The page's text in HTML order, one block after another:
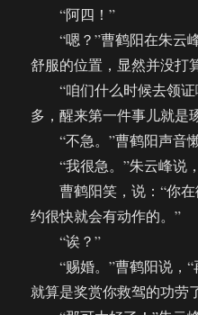
“阿四！”
“嗯？”曹鹤阳在朱云
舒服的位置，显然并没打
“咱们什么时候去领证
多，醒来第一件事儿就是
“不急。”曹鹤阳声音懒
“我很急。”朱云峰说
曹鹤阳笑，说：“你在
约很快就会有动作的。”
“诶？”
“赐婚。”曹鹤阳说，“
就算是奖赏你救驾的功劳